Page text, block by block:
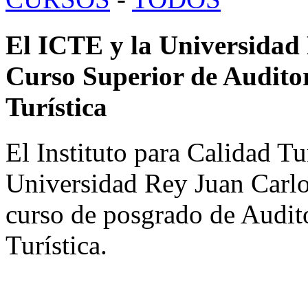
El ICTE y la Universidad
Curso Superior de
Turística
El Instituto para Calidad
Universidad Rey Juan
curso de posgrado de
Turística.